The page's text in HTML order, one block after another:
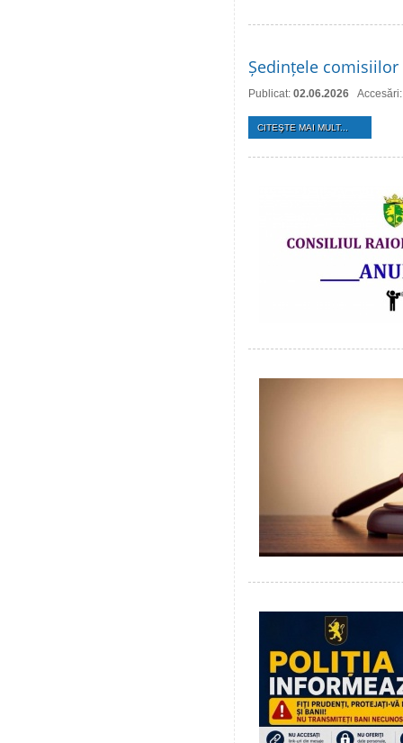
Ședințele
Publicat: 02.06.2026
CITEŞTE MAI MULT...